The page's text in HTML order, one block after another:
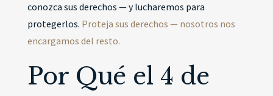
conozca sus derechos — y lucharemos para
protegerlos. Proteja sus derechos — nosotros nos
encargamos del resto.
Por Qué el 4 de